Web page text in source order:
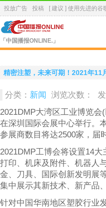
投放广告 投稿 [ 建议 ] 使用先进的谷
「中国播报ONLINE.」
精密注塑，未来可期！2021年11
分类： 新闻 浏览次数：
2021DMP大湾区工业博览会
在深圳国际会展中心举行。
参展商数目将达2500家，届
2021DMP工博会将设置14
打印、机床及附件、机器人
金、刀具、国际创新发明展
集中展示其新技术、新产品
针对中国华南地区塑胶行业